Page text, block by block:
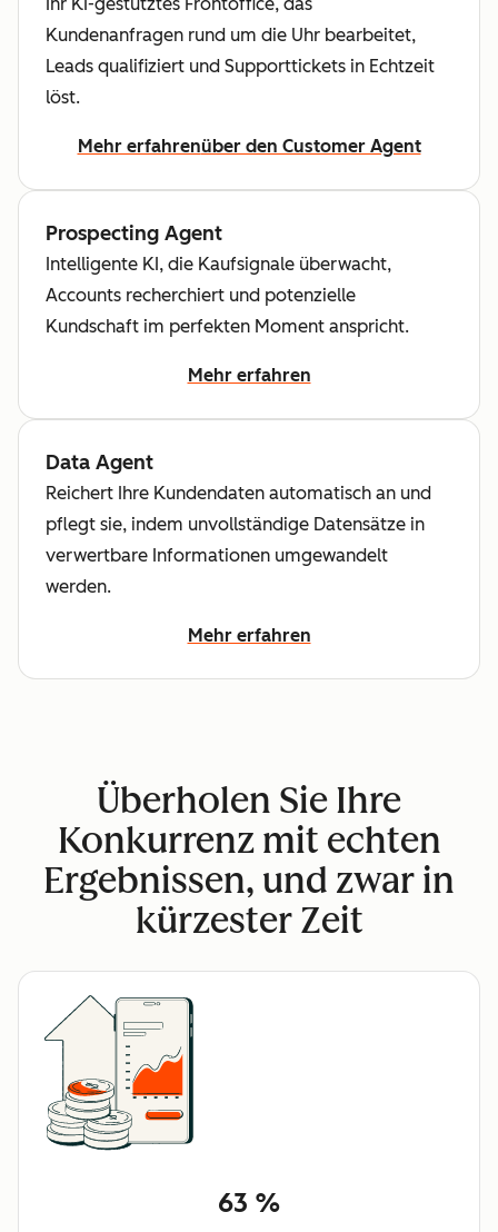
Ihr KI-gestütztes Frontoffice, das
Kundenanfragen rund um die Uhr bearbeitet,
Leads qualifiziert und Supporttickets in Echtzeit
löst.
Mehr erfahrenüber den Customer Agent
Prospecting Agent
Intelligente KI, die Kaufsignale überwacht,
Accounts recherchiert und potenzielle
Kundschaft im perfekten Moment anspricht.
Mehr erfahren
Data Agent
Reichert Ihre Kundendaten automatisch an und
pflegt sie, indem unvollständige Datensätze in
verwertbare Informationen umgewandelt
werden.
Mehr erfahren
Überholen Sie Ihre
Konkurrenz mit echten
Ergebnissen, und zwar in
kürzester Zeit
63 %